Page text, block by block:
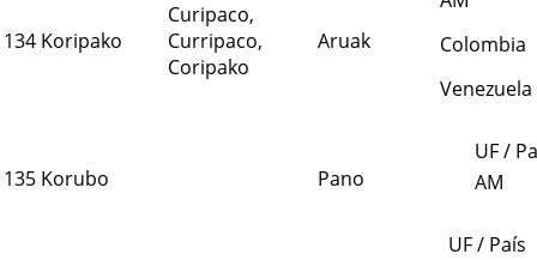
134 Koripako
Curipaco,
Curripaco,
Coripako
Aruak
Colombia
Venezuela
135 Korubo Pano
UF /
AM
UF / País